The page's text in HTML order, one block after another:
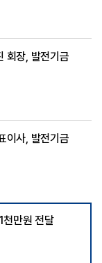
회장, 발전기금
이사, 발전기금
천만원 전달